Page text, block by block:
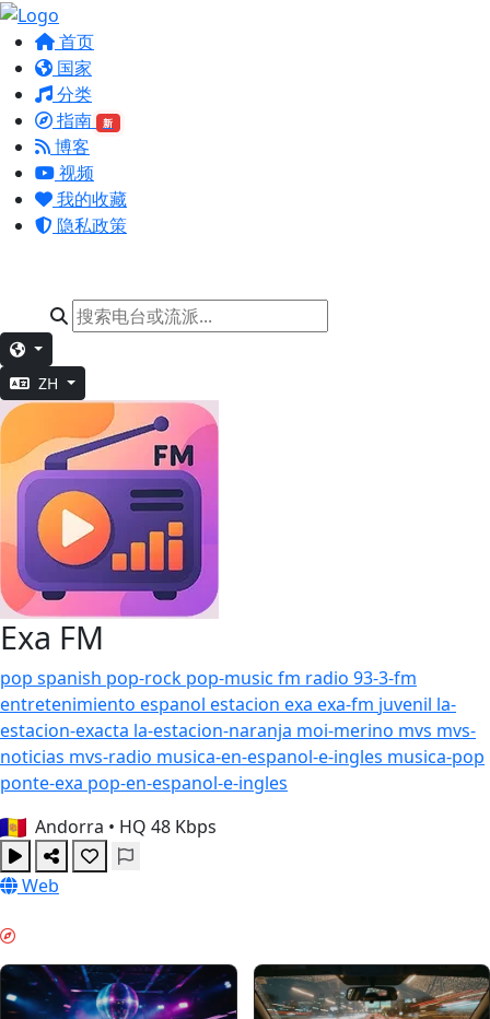
首页
国家
分类
指南
新
博客
视频
我的收藏
隐私政策
ZH
Exa FM
pop spanish pop-rock pop-music fm radio 93-3-fm
entretenimiento espanol estacion exa exa-fm juvenil la-
estacion-exacta la-estacion-naranja moi-merino mvs mvs-
noticias mvs-radio musica-en-espanol-e-ingles musica-pop
ponte-exa pop-en-espanol-e-ingles
Andorra • HQ 48 Kbps
Web